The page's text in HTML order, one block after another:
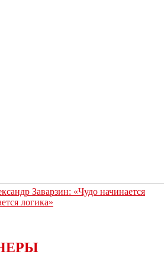
Заварзин: «Чудо начинается
логика»